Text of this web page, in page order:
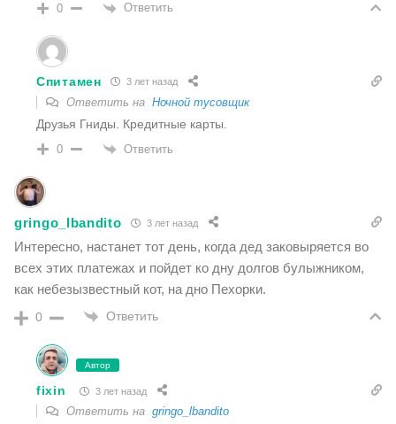
0 Ответить
Спитамен 3 лет назад
Ответить на Ночной тусовщик
Друзья Гниды. Кредитные карты.
0 Ответить
gringo_lbandito 3 лет назад
Интересно, настанет тот день, когда дед заковыряется во
всех этих платежах и пойдет ко дну долгов булыжником,
как небезызвестный кот, на дно Пехорки.
0 Ответить
Автор
fixin 3 лет назад
Ответить на gringo_lbandito